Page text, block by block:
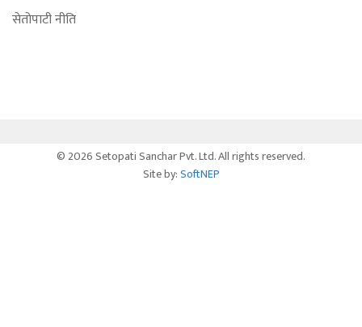
सेतोपाटी नीति
© 2026 Setopati Sanchar Pvt. Ltd. All rights reserved.
Site by:SoftNEP